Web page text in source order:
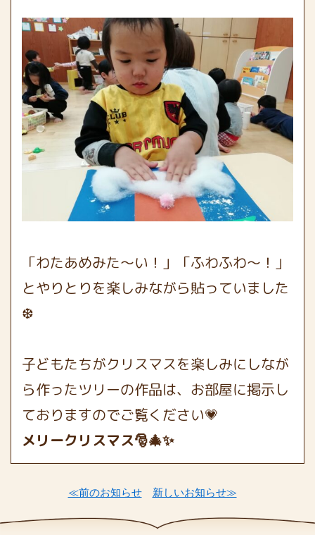
「わたあめみた～い！」「ふわふわ～！」
とやりとりを楽しみながら貼っていました
❆
子どもたちがクリスマスを楽しみにしなが
ら作ったツリーの作品は、お部屋に掲示し
ておりますのでご覧ください💗
メリークリスマス🎅🎄✨
≪前のお知らせ 新しいお知らせ≫